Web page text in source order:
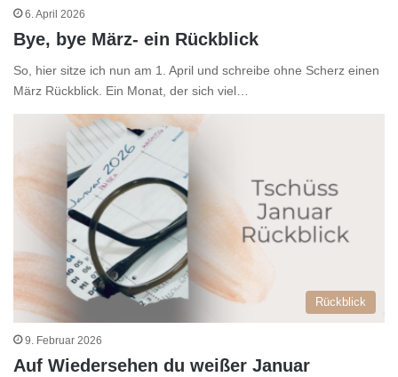
6. April 2026
Bye, bye März- ein Rückblick
So, hier sitze ich nun am 1. April und schreibe ohne Scherz einen
März Rückblick. Ein Monat, der sich viel…
Rückblick
9. Februar 2026
Auf Wiedersehen du weißer Januar